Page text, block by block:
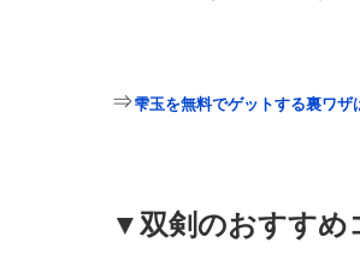
⇒雫玉を無料でゲットする裏ワザ
▼双剣のおすすめ